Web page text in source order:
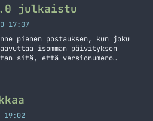
täysin erilaista versiota
Pohdintaa sivustosta
julkaistu
17:07
pienen postauksen, kun joku
isomman päivityksen
sitä, että versionumero
–> 2.0.0 tai 1.1.4 –>
jos versionumero nousee
on siis tämä teema
MarkoKaartinen.netissä.
1.2.0 julkaistu
19:02